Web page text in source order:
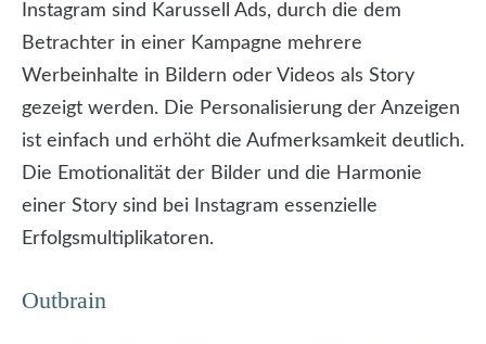
Instagram sind Karussell Ads, durch die dem
Betrachter in einer Kampagne mehrere
Werbeinhalte in Bildern oder Videos als Story
gezeigt werden. Die Personalisierung der Anzeigen
ist einfach und erhöht die Aufmerksamkeit deutlich.
Die Emotionalität der Bilder und die Harmonie
einer Story sind bei Instagram essenzielle
Erfolgsmultiplikatoren.
Outbrain